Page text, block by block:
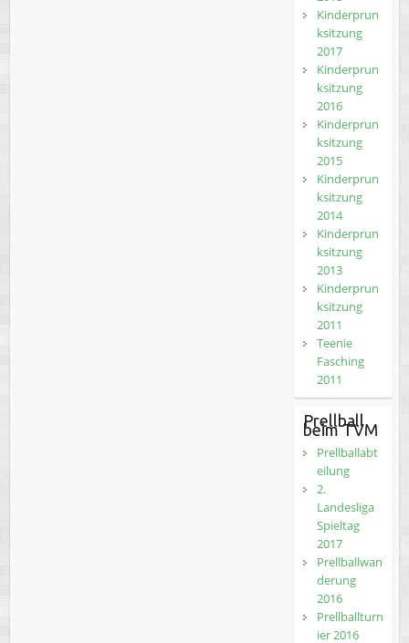
Kinderprun
ksitzung
2017
Kinderprun
ksitzung
2016
Kinderprun
ksitzung
2015
Kinderprun
ksitzung
2014
Kinderprun
ksitzung
2013
Kinderprun
ksitzung
2011
Teenie
Fasching
2011
Prellball
beim TVM
Prellballabt
eilung
2.
Landesliga
Spieltag
2017
Prellballwan
derung
2016
Prellballturn
ier 2016